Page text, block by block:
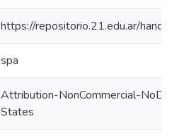
https://repositorio.21.edu.ar/
spa
Attribution-NonCommercial-
States